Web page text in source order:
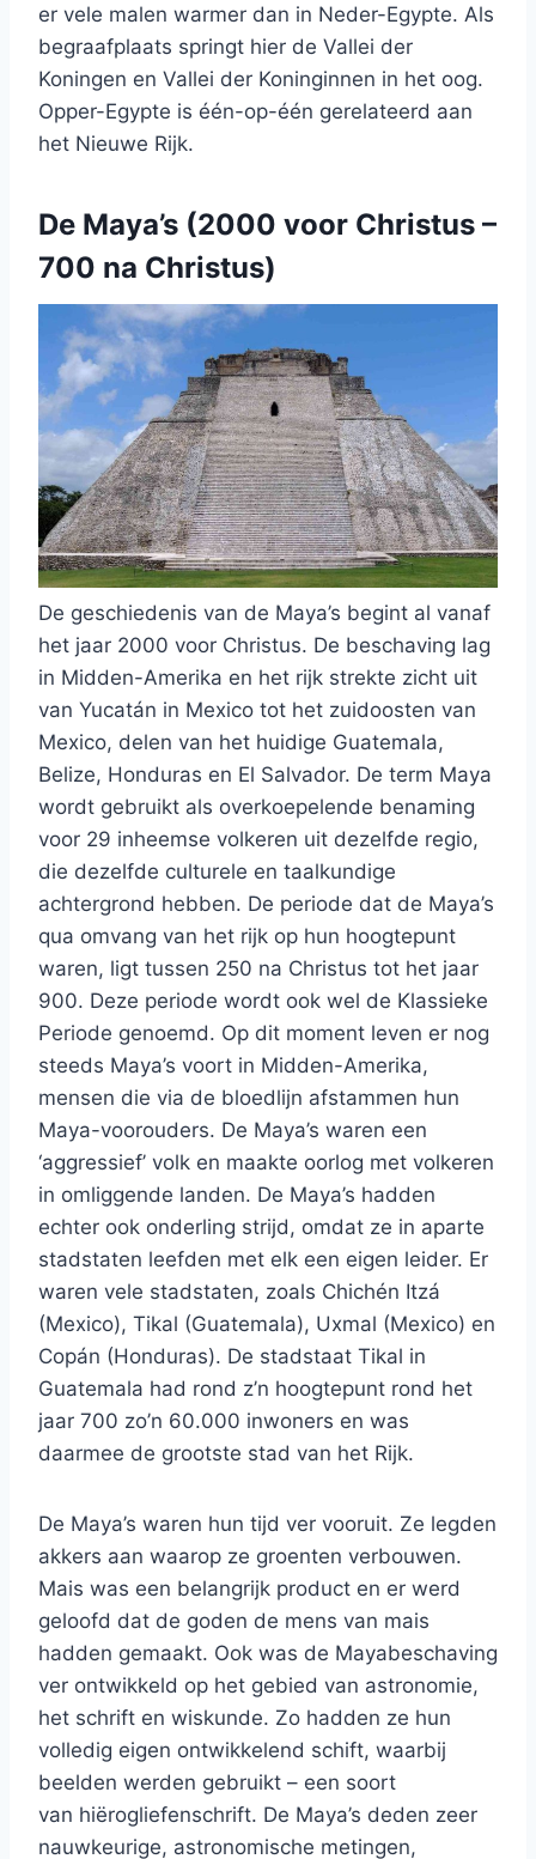
er vele malen warmer dan in Neder-Egypte. Als
begraafplaats springt hier de Vallei der
Koningen en Vallei der Koninginnen in het oog.
Opper-Egypte is één-op-één gerelateerd aan
het Nieuwe Rijk.
De Maya’s (2000 voor Christus –
700 na Christus)
De geschiedenis van de Maya’s begint al vanaf
het jaar 2000 voor Christus. De beschaving lag
in Midden-Amerika en het rijk strekte zicht uit
van Yucatán in Mexico tot het zuidoosten van
Mexico, delen van het huidige Guatemala,
Belize, Honduras en El Salvador. De term Maya
wordt gebruikt als overkoepelende benaming
voor 29 inheemse volkeren uit dezelfde regio,
die dezelfde culturele en taalkundige
achtergrond hebben. De periode dat de Maya’s
qua omvang van het rijk op hun hoogtepunt
waren, ligt tussen 250 na Christus tot het jaar
900. Deze periode wordt ook wel de Klassieke
Periode genoemd. Op dit moment leven er nog
steeds Maya’s voort in Midden-Amerika,
mensen die via de bloedlijn afstammen hun
Maya-voorouders. De Maya’s waren een
‘aggressief’ volk en maakte oorlog met volkeren
in omliggende landen. De Maya’s hadden
echter ook onderling strijd, omdat ze in aparte
stadstaten leefden met elk een eigen leider. Er
waren vele stadstaten, zoals Chichén Itzá
(Mexico), Tikal (Guatemala), Uxmal (Mexico) en
Copán (Honduras). De stadstaat Tikal in
Guatemala had rond z’n hoogtepunt rond het
jaar 700 zo’n 60.000 inwoners en was
daarmee de grootste stad van het Rijk.
De Maya’s waren hun tijd ver vooruit. Ze legden
akkers aan waarop ze groenten verbouwen.
Mais was een belangrijk product en er werd
geloofd dat de goden de mens van mais
hadden gemaakt. Ook was de Mayabeschaving
ver ontwikkeld op het gebied van astronomie,
het schrift en wiskunde. Zo hadden ze hun
volledig eigen ontwikkelend schift, waarbij
beelden werden gebruikt – een soort
van hiërogliefenschrift. De Maya’s deden zeer
nauwkeurige, astronomische metingen,